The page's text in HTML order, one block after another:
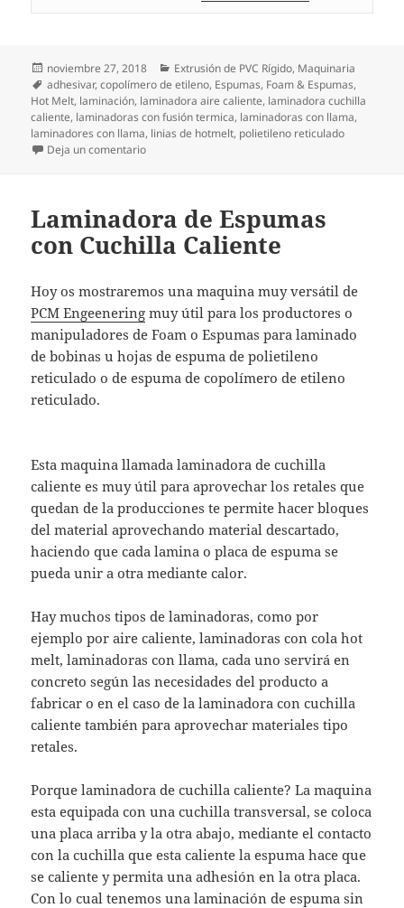
Publicado
el
noviembre 27, 2018 Categorías
Extrusión de PVC Rígido, Maquinaria
Etiquetas
adhesivar,copolímero de etileno, Espumas, Foam & Espumas,
Hot Melt, laminación, laminadora aire caliente, laminadora cuchilla
caliente, laminadoras con fusión termica, laminadoras con llama,
laminadores con llama, linias de hotmelt, polietileno reticulado
Deja un comentarioen Clavadora Grapadora para persianas de
Laminadora de Espumas
con Cuchilla Caliente
Hoy os mostraremos una maquina muy versátil de
PCM Engeenering muy útil para los productores o
manipuladores de Foam o Espumas para laminado
de bobinas u hojas de espuma de polietileno
reticulado o de espuma de copolímero de etileno
reticulado.
Esta maquina llamada laminadora de cuchilla
caliente es muy útil para aprovechar los retales que
quedan de la producciones te permite hacer bloques
del material aprovechando material descartado,
haciendo que cada lamina o placa de espuma se
pueda unir a otra mediante calor.
Hay muchos tipos de laminadoras, como por
ejemplo por aire caliente, laminadoras con cola hot
melt, laminadoras con llama, cada uno servirá en
concreto según las necesidades del producto a
fabricar o en el caso de la laminadora con cuchilla
caliente también para aprovechar materiales tipo
retales.
Porque laminadora de cuchilla caliente? La maquina
esta equipada con una cuchilla transversal, se coloca
una placa arriba y la otra abajo, mediante el contacto
con la cuchilla que esta caliente la espuma hace que
se caliente y permita una adhesión en la otra placa.
Con lo cual tenemos una laminación de espuma sin